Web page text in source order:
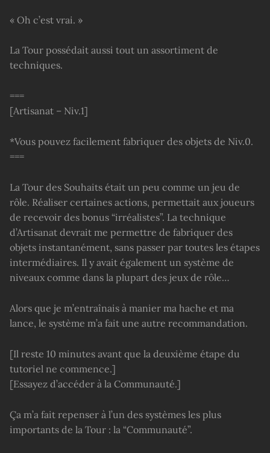
« Oh c’est vrai. »
La Tour possédait aussi tout un assortiment de
techniques.
===
[Artisanat – Niv.1]
*Vous pouvez facilement fabriquer des objets de Niv.0.
===
La Tour des Souhaits était un peu comme un jeu de
rôle. Réaliser certaines actions, permettait aux joueurs
de recevoir des bonus “irréalistes”. La technique
d’Artisanat devrait me permettre de fabriquer des
objets instantanément, sans passer par toutes les étapes
intermédiaires. Il y avait également un système de
niveaux comme dans la plupart des jeux de rôle…
Alors que je m’entraînais à manier ma hache et ma
lance, le système m’a fait une autre recommandation.
[Il reste 10 minutes avant que la deuxième étape du
tutoriel ne commence.]
[Essayez d’accéder à la Communauté.]
Ça m’a fait repenser à l’un des systèmes les plus
importants de la Tour : la “Communauté”.